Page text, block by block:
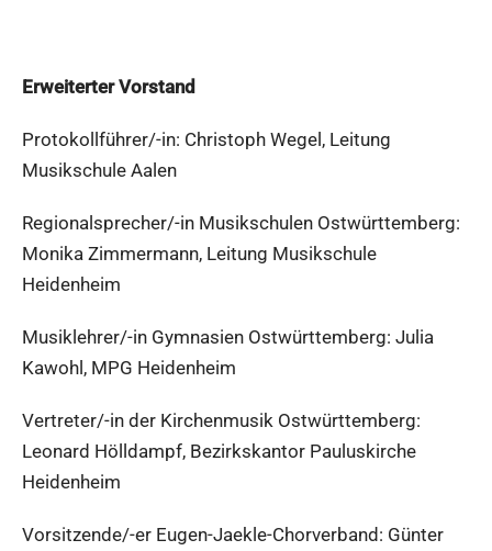
Erweiterter Vorstand
Protokollführer/-in: Christoph Wegel, Leitung
Musikschule Aalen
Regionalsprecher/-in Musikschulen Ostwürttemberg:
Monika Zimmermann, Leitung Musikschule
Heidenheim
Musiklehrer/-in Gymnasien Ostwürttemberg: Julia
Kawohl, MPG Heidenheim
Vertreter/-in der Kirchenmusik Ostwürttemberg:
Leonard Hölldampf, Bezirkskantor Pauluskirche
Heidenheim
Vorsitzende/-er Eugen-Jaekle-Chorverband: Günter